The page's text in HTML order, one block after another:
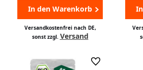
In den Warenkorb
Versandkostenfrei nach DE,
sonst zzgl. Versand